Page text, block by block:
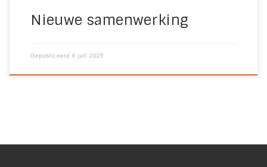
Nieuwe samenwerking
Gepubliceerd 6 juli 2025